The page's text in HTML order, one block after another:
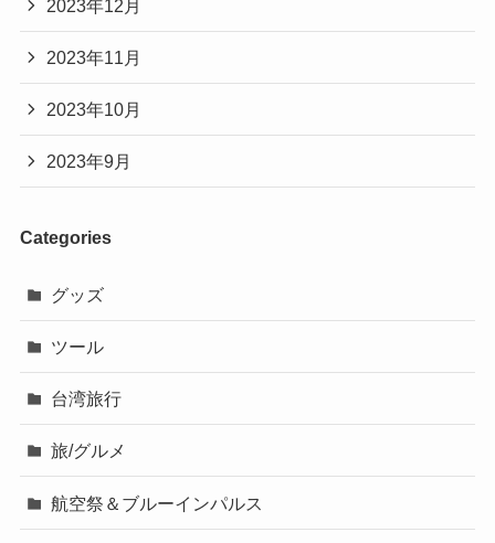
2023年12月
2023年11月
2023年10月
2023年9月
Categories
グッズ
ツール
台湾旅行
旅/グルメ
航空祭＆ブルーインパルス